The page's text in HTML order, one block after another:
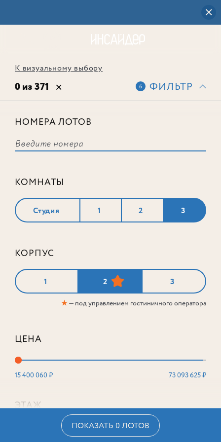
К визуальному выбору
0 из 371 6 ФИЛЬТР
НОМЕРА ЛОТОВ
КОМНАТЫ
Студия 1 2 3
КОРПУС
1 2 3
★— под управлением гостиничного оператора
ЦЕНА
15 400 060 ₽ 73 093 625 ₽
ЭТАЖ
ПОКАЗАТЬ 0 ЛОТОВ
соответствует ни одного лота